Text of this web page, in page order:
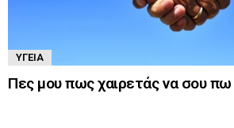
ΥΓΕΊΑ
Πες μου πως χαιρετάς να σου πω